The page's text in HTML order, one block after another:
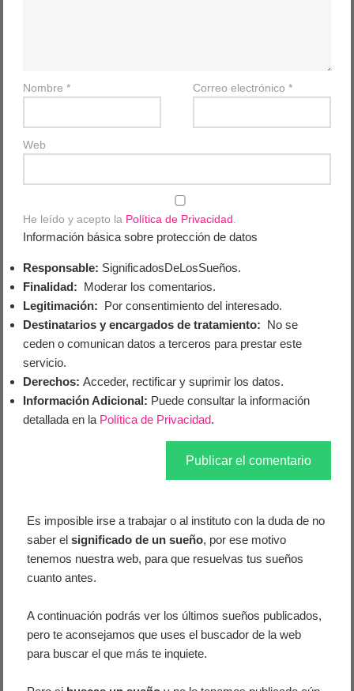
Nombre* Correo electrónico *
Web
He leído y acepto la Política de Privacidad
Información básica sobre protección de datos
Responsable: SignificadosDeLosSueños.
Finalidad: Moderar los comentarios.
Legitimación: Por consentimiento del interesado.
Destinatarios y encargados de tratamiento: No se
ceden o comunican datos a terceros para prestar este
servicio.
Derechos: Acceder, rectificar y suprimir los datos.
Información Adicional: Puede consultar la información
detallada en la Política de Privacidad.
Es imposible irse a trabajar o al instituto con la duda de no
saber elsignificado de un sueño, por ese motivo
tenemos nuestra web, para que resuelvas tus sueños
cuanto antes.
A continuación podrás ver los últimos sueños publicados,
pero te aconsejamos que uses el buscador de la web
para buscar el que más te inquiete.